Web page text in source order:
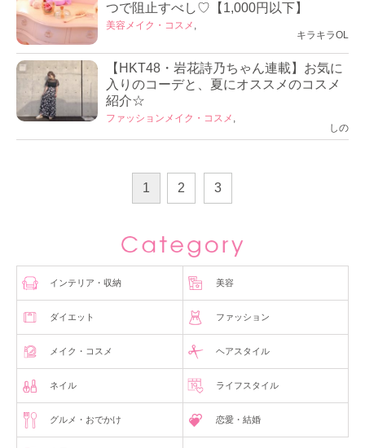
つで阻止すべし♡【1,000円以下】
美容 ,
メイク・コスメ
キラキラOL
【HKT48・岩花詩乃ちゃん連載】お気に
入りのコーデと、夏にオススメのコスメ
紹介☆
ファッション ,
メイク・コスメ
しの
1 2 3
インテリア・収納 美容
ダイエット ファッション
メイク・コスメ ヘアスタイル
ネイル ライフスタイル
グルメ・おでかけ 恋愛・結婚